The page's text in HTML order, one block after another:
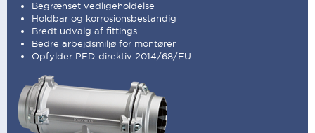
Begrænset vedligeholdelse
Holdbar og korrosionsbestandig
Bredt udvalg af fittings
Bedre arbejdsmiljø for montører
Opfylder PED-direktiv 2014/68/EU